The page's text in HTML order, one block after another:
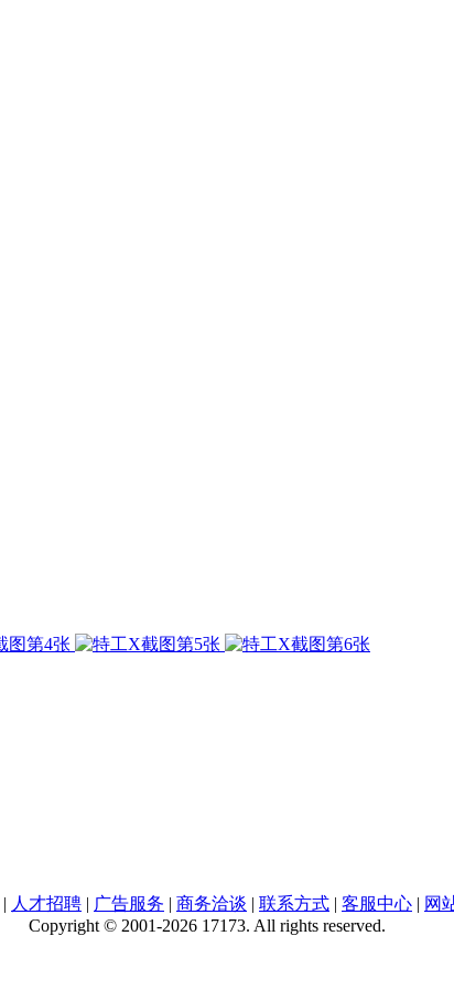
| 人才招聘 | 广告服务 | 商务洽谈 | 联系方式 | 客服中心 | 网
Copyright © 2001-2026 17173. All rights reserved.